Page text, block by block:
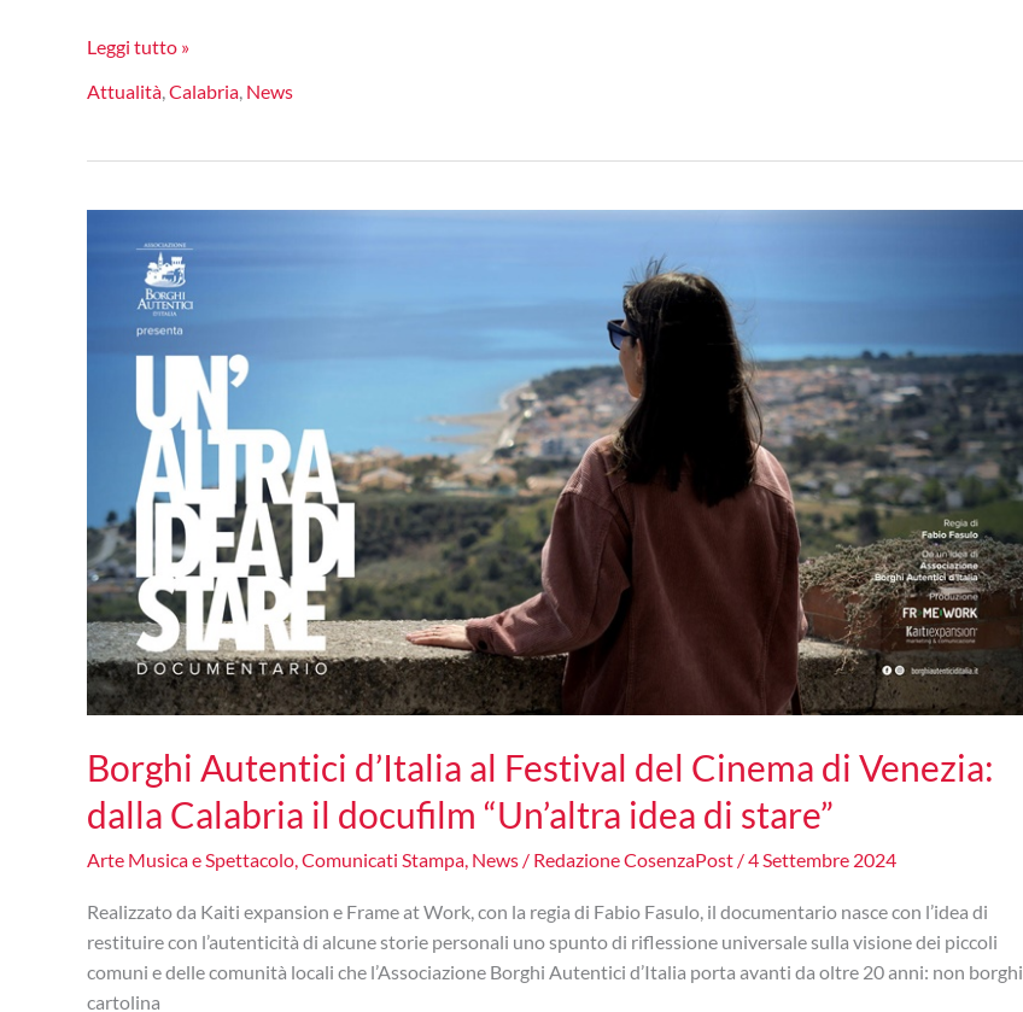
Naturalmente
vola
Venezia:
“Salotto
Leggi tutto »
Attualità,Calabria, News
Borghi Autentici d’Italia al Festival del Cinema di Venezia:
dalla Calabria il docufilm “Un’altra idea di stare”
Arte Musica e Spettacolo,Comunicati Stampa, News / Redazione CosenzaPost /4 Settembre 2024
Realizzato da Kaiti expansion e Frame at Work, con la regia di Fabio Fasulo, il documentario nasce con l’idea di
restituire con l’autenticità di alcune storie personali uno spunto di riflessione universale sulla visione dei piccoli
comuni e delle comunità locali che l’Associazione Borghi Autentici d’Italia porta avanti da oltre 20 anni: non borghi
cartolina